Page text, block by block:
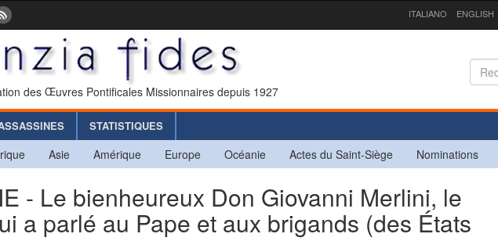
ITALIANO ENGLISH
des Œuvres Pontificales Missionnaires depuis 1927
STATISTIQUES
Asie Amérique Europe Océanie Actes du Saint-Siège Nominations
- Le bienheureux Don Giovanni Merlini, le
a parlé au Pape et aux brigands (des États